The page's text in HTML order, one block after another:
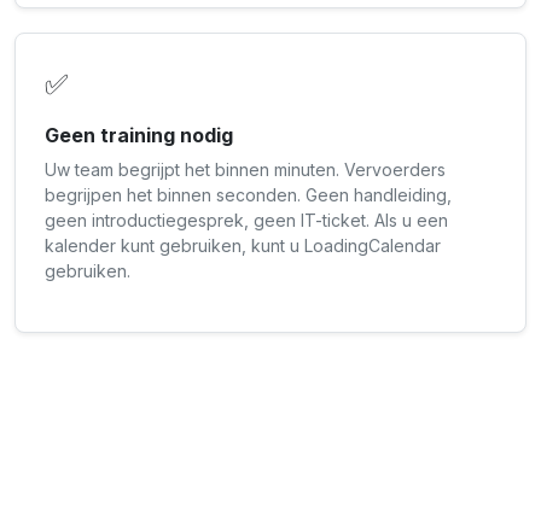
✅
Geen training nodig
Uw team begrijpt het binnen minuten. Vervoerders
begrijpen het binnen seconden. Geen handleiding,
geen introductiegesprek, geen IT-ticket. Als u een
kalender kunt gebruiken, kunt u LoadingCalendar
gebruiken.